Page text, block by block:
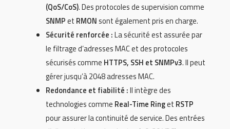
(QoS/CoS). Des protocoles de supervision comme
SNMPet RMONsont également pris en charge.
Sécurité renforcée :La sécurité est assurée par
le filtrage d’adresses MAC et des protocoles
sécurisés comme HTTPS, SSH et SNMPv3. Il peut
gérer jusqu’à 2048 adresses MAC.
Redondance et fiabilité :Il intègre des
technologies comme Real-Time Ringet RSTP
pour assurer la continuité de service. Des entrées